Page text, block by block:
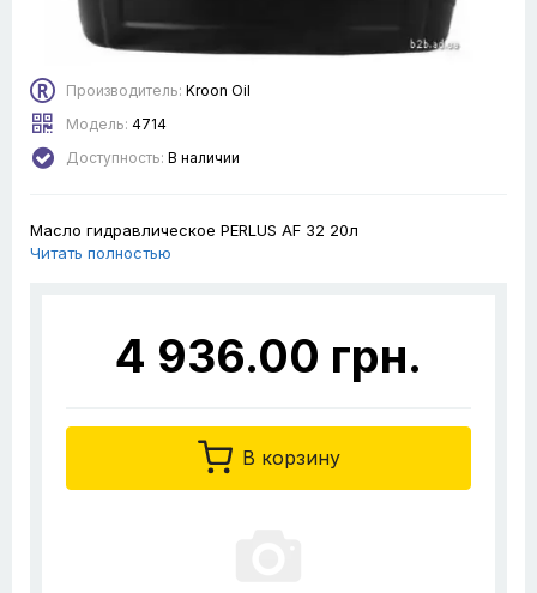
Производитель: Kroon Oil
Модель: 4714
Доступность: В наличии
Масло гидравлическое PERLUS AF 32 20л
Читать полностью
4 936.00 грн.
В корзину